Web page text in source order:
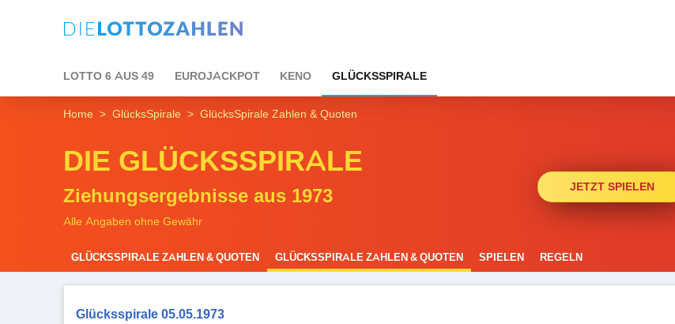
LOTTO 6 AUS 49 EUROJACKPOT KENO GLÜCKSSPIRALE
Home GlücksSpirale GlücksSpirale Zahlen & Quoten
DIE GLÜCKSSPIRALE
Ziehungsergebnisse aus 1973
Alle Angaben ohne Gewähr
JETZT SPIELEN
GLÜCKSSPIRALE ZAHLEN & QUOTEN GLÜCKSSPIRALE ZAHLEN & QUOTEN SPIELEN REGELN
Glücksspirale 05.05.1973